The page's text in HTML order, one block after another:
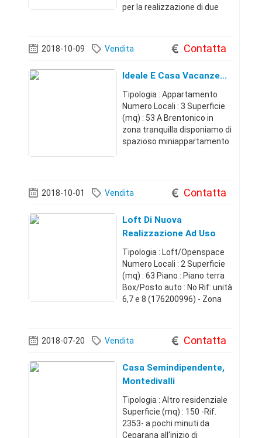
per la realizzazione di due
piano, realizzo di due unità di
cui un bicamere ed un mi
2018-10-09 Vendita Contatta
Ideale E Casa Vacanze...
Tipologia : Appartamento
Numero Locali : 3 Superficie
(mq) : 53 A Brentonico in
zona tranquilla disponiamo di
spazioso miniappartamento
fuori l'abitato di Brentonico.
2018-10-01 Vendita Contatta
Loft Di Nuova
Realizzazione Ad Uso
Abitazione - Via Verro -
Vic.ze Uni - Milano
(Milano)
Tipologia : Loft/Openspace
Numero Locali : 2 Superficie
(mq) : 63 Piano : Piano terra
Box/Posto auto : No Rif: unità
6,7 e 8 (176200996) - Zona
Bocconi / Via Verro : In
contesto esclusivo ed
2018-07-20 Vendita Contatta
Casa Semindipendente,
Montedivalli
Tipologia : Altro residenziale
Superficie (mq) : 150 -Rif.
2353- a pochi minuti da
Ceparana all'inizio di